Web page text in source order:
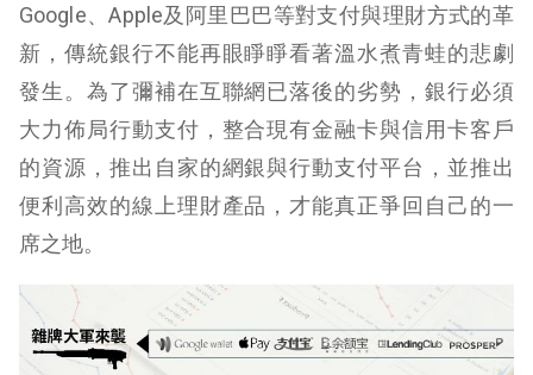
Google、Apple及阿里巴巴等對支付與理財方式的革
新，傳統銀行不能再眼睜睜看著溫水煮青蛙的悲劇
發生。為了彌補在互聯網已落後的劣勢，銀行必須
大力佈局行動支付，整合現有金融卡與信用卡客戶
的資源，推出自家的網銀與行動支付平台，並推出
便利高效的線上理財產品，才能真正爭回自己的一
席之地。